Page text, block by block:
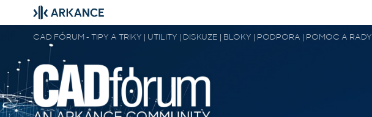
CAD FÓRUM - TIPY A TRIKY | UTILITY | DISKUZE | BLOKY | PODPORA | POMOC A RADY